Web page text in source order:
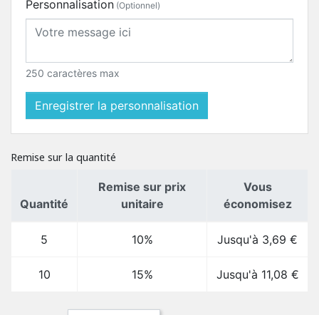
Personnalisation (Optionnel)
250 caractères max
Enregistrer la personnalisation
Remise sur la quantité
Quantité
Remise sur prix
unitaire
Vous
économisez
5 10% Jusqu'à 3,69 €
10 15% Jusqu'à 11,08 €